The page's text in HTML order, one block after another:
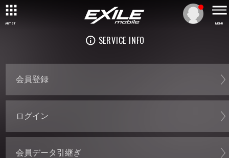
ARTIST MENU
SERVICE INFO
会員登録
ログイン
会員データ引継ぎ